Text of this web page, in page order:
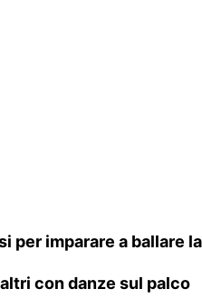
per imparare a ballare
altri con danze sul palco